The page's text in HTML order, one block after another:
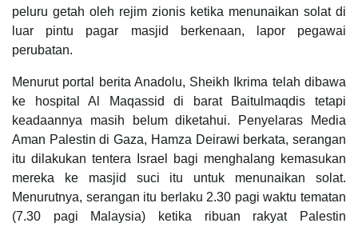
peluru getah oleh rejim zionis ketika menunaikan solat di
luar pintu pagar masjid berkenaan, lapor pegawai
perubatan.
Menurut portal berita Ana­dolu, Sheikh Ikrima telah dibawa
ke hospital Al Maqassid di barat Baitulmaqdis tetapi
keadaannya masih belum diketahui. Penyelaras Media
Aman Pales­tin di Gaza, Hamza Deirawi berkata, serangan
itu dilakukan tentera Israel bagi menghalang kemasukan
mereka ke masjid suci itu untuk menunaikan solat.
Menurutnya, serangan itu berlaku 2.30 pagi waktu tematan
(7.30 pagi Malaysia) ketika ribuan rakyat Palestin